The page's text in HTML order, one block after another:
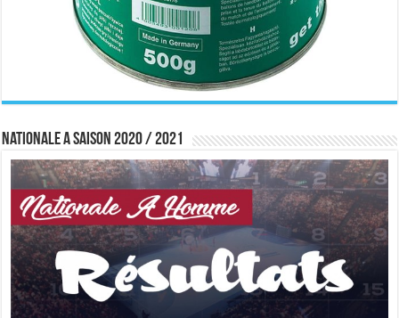
Nationale A saison 2020 / 2021